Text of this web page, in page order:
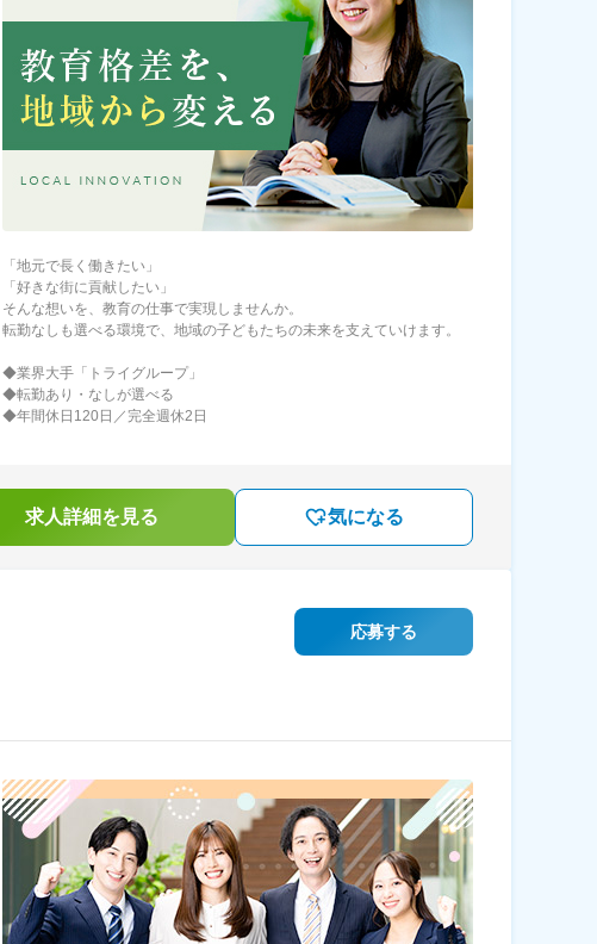
「地元で長く働きたい」
「好きな街に貢献したい」
そんな想いを、教育の仕事で実現しませんか。
転勤なしも選べる環境で、地域の子どもたちの未来を支えていけます。
◆業界大手「トライグループ」
◆転勤あり・なしが選べる
◆年間休日120日／完全週休2日
求人詳細を見る 気になる
応募する